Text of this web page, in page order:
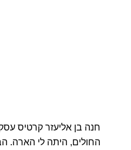
חנה בן אליעזר קרטיס
החולים, היתה לי הארה.